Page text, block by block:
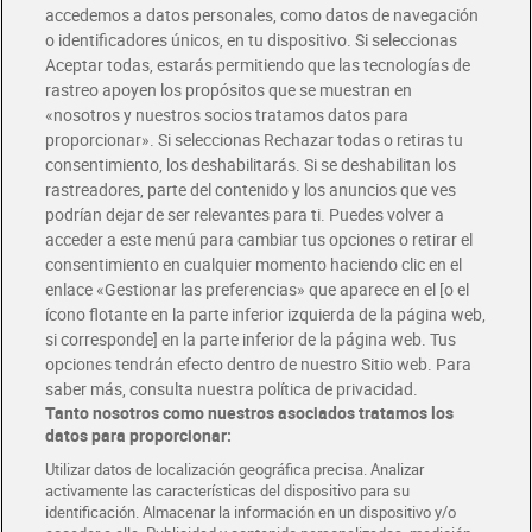
Envío gratis por compras superiores a 100€
Envío estandar por 4,99€
Glovo y Uber Eats
Solicita tu factura de Glovo o Uber Eats
Únete al CLUB Dia
Disfruta las ventajas y ofertas exclusivas.
Descárgate la APP Dia
Folletos y Tiendas
Descubre las mejores ofertas y busca tu tienda más cercana
Tarjeta MaX Dia
Te devuelve hasta 8€/mes de tus compras.
¡Solicita tu tarjeta de crédito aquí!
COMER MEJOR CADA DIA
accedemos a datos personales, como datos de navegación
o identificadores únicos, en tu dispositivo. Si seleccionas
Aceptar todas, estarás permitiendo que las tecnologías de
rastreo apoyen los propósitos que se muestran en
«nosotros y nuestros socios tratamos datos para
proporcionar». Si seleccionas Rechazar todas o retiras tu
consentimiento, los deshabilitarás. Si se deshabilitan los
rastreadores, parte del contenido y los anuncios que ves
podrían dejar de ser relevantes para ti. Puedes volver a
acceder a este menú para cambiar tus opciones o retirar el
consentimiento en cualquier momento haciendo clic en el
enlace «Gestionar las preferencias» que aparece en el [o el
ícono flotante en la parte inferior izquierda de la página web,
si corresponde] en la parte inferior de la página web. Tus
opciones tendrán efecto dentro de nuestro Sitio web. Para
saber más, consulta nuestra política de privacidad.
Tanto nosotros como nuestros asociados tratamos los
datos para proporcionar:
Utilizar datos de localización geográfica precisa. Analizar
activamente las características del dispositivo para su
identificación. Almacenar la información en un dispositivo y/o